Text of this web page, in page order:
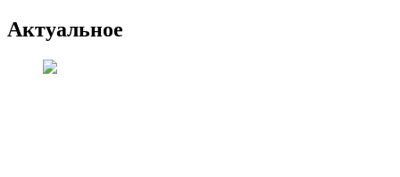
Актуальное